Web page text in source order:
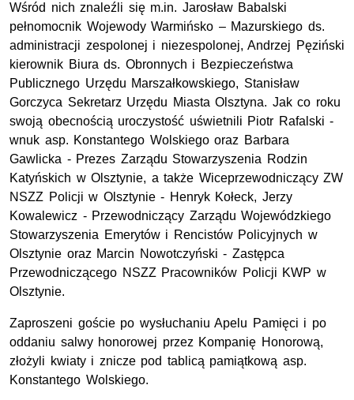
Wśród nich znaleźli się m.in. Jarosław Babalski
pełnomocnik Wojewody Warmińsko – Mazurskiego ds.
administracji zespolonej i niezespolonej, Andrzej Pęziński
kierownik Biura ds. Obronnych i Bezpieczeństwa
Publicznego Urzędu Marszałkowskiego, Stanisław
Gorczyca Sekretarz Urzędu Miasta Olsztyna. Jak co roku
swoją obecnością uroczystość uświetnili Piotr Rafalski -
wnuk asp. Konstantego Wolskiego oraz Barbara
Gawlicka - Prezes Zarządu Stowarzyszenia Rodzin
Katyńskich w Olsztynie, a także Wiceprzewodniczący ZW
NSZZ Policji w Olsztynie - Henryk Kołeck, Jerzy
Kowalewicz - Przewodniczący Zarządu Wojewódzkiego
Stowarzyszenia Emerytów i Rencistów Policyjnych w
Olsztynie oraz Marcin Nowotczyński - Zastępca
Przewodniczącego NSZZ Pracowników Policji KWP w
Olsztynie.
Zaproszeni goście po wysłuchaniu Apelu Pamięci i po
oddaniu salwy honorowej przez Kompanię Honorową,
złożyli kwiaty i znicze pod tablicą pamiątkową asp.
Konstantego Wolskiego.